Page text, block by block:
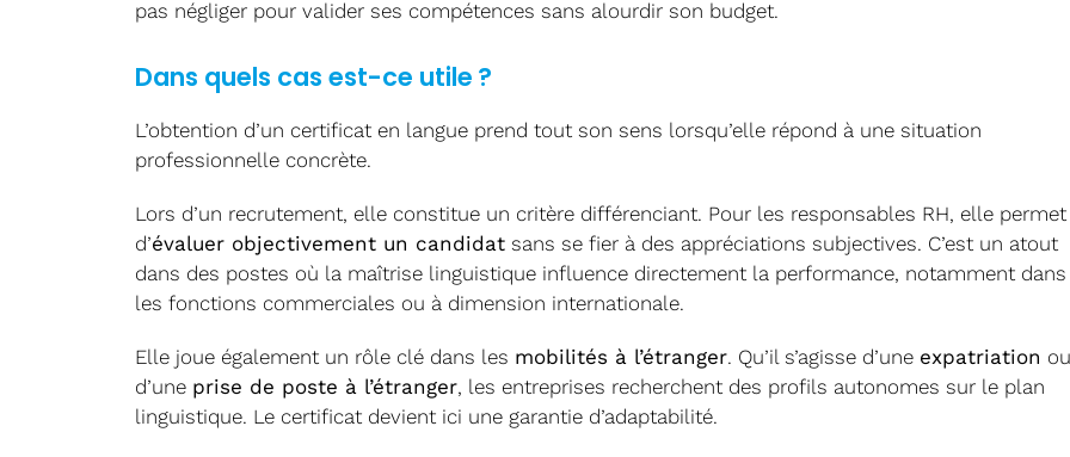
pas négliger pour valider ses compétences sans alourdir son budget.
Dans quels cas est-ce utile ?
L’obtention d’un certificat en langue prend tout son sens lorsqu’elle répond à une situation
professionnelle concrète.
Lors d’un recrutement, elle constitue un critère différenciant. Pour les responsables RH, elle permet
d’évaluer objectivement un candidatsans se fier à des appréciations subjectives. C’est un atout
dans des postes où la maîtrise linguistique influence directement la performance, notamment dans
les fonctions commerciales ou à dimension internationale.
Elle joue également un rôle clé dans les mobilités à l’étranger. Qu’il s’agisse d’une expatriation ou
d’une prise de poste à l’étranger, les entreprises recherchent des profils autonomes sur le plan
linguistique. Le certificat devient ici une garantie d’adaptabilité.